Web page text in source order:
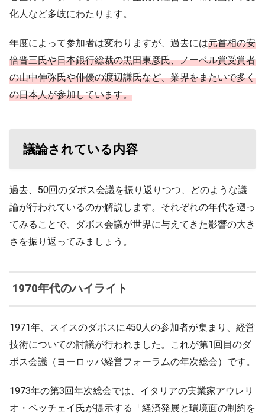
化人など多岐にわたります。
年度によって参加者は変わりますが、過去には元首相の安
倍晋三氏や日本銀行総裁の黒田東彦氏、ノーベル賞受賞者
の山中伸弥氏や俳優の渡辺謙氏など、業界をまたいで多く
の日本人が参加しています。
議論されている内容
過去、50回のダボス会議を振り返りつつ、どのような議
論が行われているのか解説します。それぞれの年代を遡っ
てみることで、ダボス会議が世界に与えてきた影響の大き
さを振り返ってみましょう。
1970年代のハイライト
1971年、スイスのダボスに450人の参加者が集まり、経営
技術についての討議が行われました。これが第1回目のダ
ボス会議（ヨーロッパ経営フォーラムの年次総会）です。
1973年の第3回年次総会では、イタリアの実業家アウレリ
オ・ペッチェイ氏が提示する「経済発展と環境面の制約を